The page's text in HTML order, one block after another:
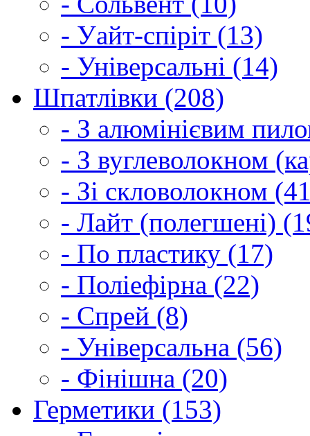
- Уайт-спіріт (13)
- Універсальні (14)
Шпатлівки (208)
- З алюмінієвим
- З вуглеволокном
- Зі скловолокном
- Лайт (полегшені)
- По пластику (17)
- Поліефірна (22)
- Спрей (8)
- Універсальна (56)
- Фінішна (20)
Герметики (153)